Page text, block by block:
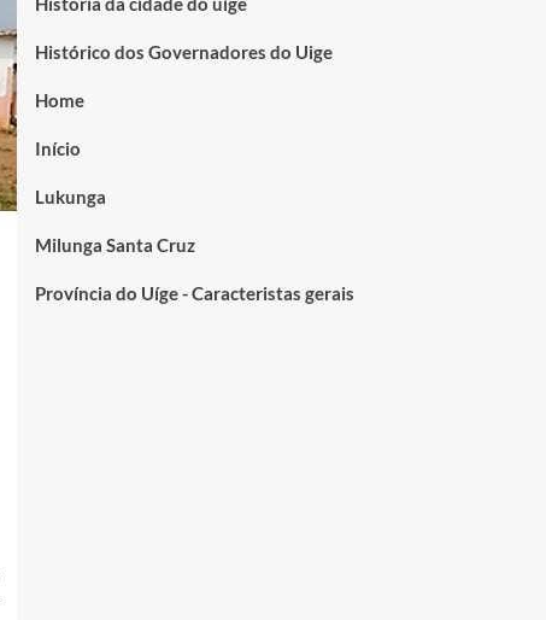
Histórico dos Governadores do Uige
Home
Início
Lukunga
Milunga Santa Cruz
Província do Uíge - Caracteristas gerais